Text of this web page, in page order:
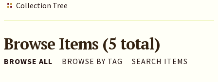
Collection Tree
Browse Items (5 total)
BROWSE ALL BROWSE BY TAG SEARCH ITEMS